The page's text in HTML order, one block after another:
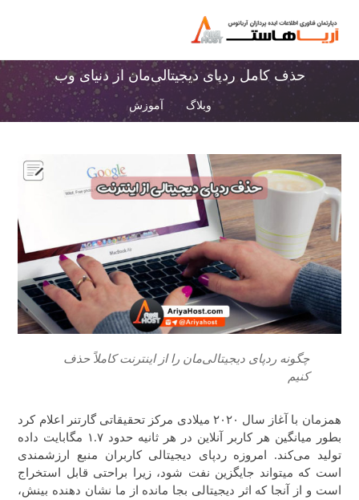
حذف کامل ردپای دیجیتالی‌مان از دنیای وب
وبلاگ آموزش
چگونه ردپای دیجیتالی‌مان را از اینترنت کاملاً حذف
کنیم
همزمان با آغاز سال ۲۰۲۰ میلادی مرکز تحقیقاتی گارتنر اعلام کرد
بطور میانگین هر کاربر آنلاین در هر ثانیه حدود ۱.۷ مگابایت داده
تولید می‌کند. امروزه ردپای دیجیتالی کاربران منبع ارزشمندی
است که میتواند جایگزین نفت شود، زیرا براحتی قابل استخراج
است و از آنجا که اثر دیجیتالی بجا مانده از ما نشان دهنده بینش،